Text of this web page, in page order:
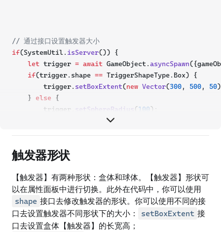
// 通过接口设置触发器大小
if(SystemUtil. isServer()) {
let trigger = await GameObject.asyncSpawn
if(trigger.shape == TriggerShapeType.Box) {
        trigger.
setBoxExtent(new Vector(300, 500, 50
    }
else {
        trigger.
setSphereRadius (100);
触发器形状
【触发器】有两种形状：盒体和球体。【触发器】形状可
以在属性面板中进行切换。此外在代码中，你可以使用
shape 接口去修改触发器的形状。你可以使用不同的接
口去设置触发器不同形状下的大小：
setBoxExtent 接
口去设置盒体【触发器】的长宽高；